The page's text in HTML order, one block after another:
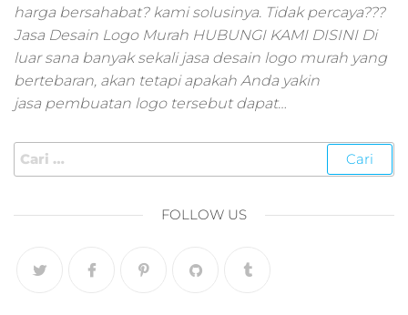
online offline,jasa
digital marketing
murah,marketing
digital
page marketing
digital,digital
umkm,digital
marketing
digital
harga bersahabat? kami solusinya. Tidak percaya???
Jasa Desain Logo Murah HUBUNGI KAMI DISINI Di
luar sana banyak sekali jasa desain logo murah yang
bertebaran, akan tetapi apakah Anda yakin
jasa pembuatan logo tersebut dapat…
FOLLOW US